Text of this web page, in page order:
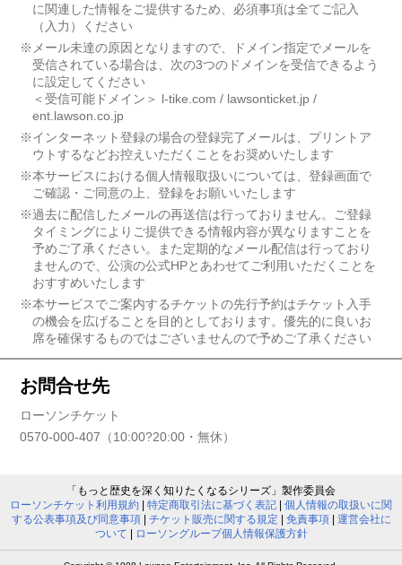
に関連した情報をご提供するため、必須事項は全てご記入
（入力）ください
※メール未達の原因となりますので、ドメイン指定でメールを
受信されている場合は、次の3つのドメインを受信できるよう
に設定してください
＜受信可能ドメイン＞ l-tike.com / lawsonticket.jp /
ent.lawson.co.jp
※インターネット登録の場合の登録完了メールは、プリントア
ウトするなどお控えいただくことをお奨めいたします
※本サービスにおける個人情報取扱いについては、登録画面で
ご確認・ご同意の上、登録をお願いいたします
※過去に配信したメールの再送信は行っておりません。ご登録
タイミングによりご提供できる情報内容が異なりますことを
予めご了承ください。また定期的なメール配信は行っており
ませんので、公演の公式HPとあわせてご利用いただくことを
おすすめいたします
※本サービスでご案内するチケットの先行予約はチケット入手
の機会を広げることを目的としております。優先的に良いお
席を確保するものではございませんので予めご了承ください
お問合せ先
ローソンチケット
0570-000-407（10:00?20:00・無休）
「もっと歴史を深く知りたくなるシリーズ」製作委員会
ローソンチケット利用規約 | 特定商取引法に基づく表記 | 個人情報の取扱いに関
する公表事項及び同意事項| チケット販売に関する規定 | 免責事項| 運営会社に
ついて | ローソングループ個人情報保護方針